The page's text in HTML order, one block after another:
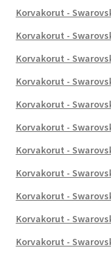
Korvakorut -
Korvakorut -
Korvakorut -
Korvakorut -
Korvakorut -
Korvakorut -
Korvakorut -
Korvakorut -
Korvakorut -
Korvakorut -
Korvakorut -